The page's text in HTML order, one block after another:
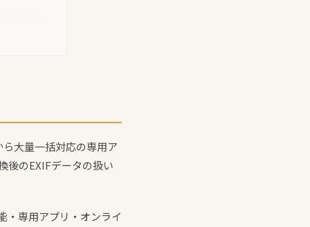
大量一括対応の専用ア
後のEXIFデータの扱い
・専用アプリ・オンライ